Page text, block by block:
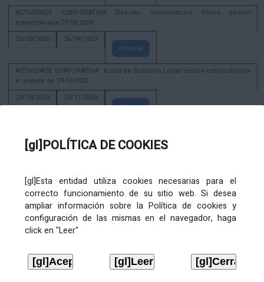
[gl]POLÍTICA DE COOKIES
[gl]Esta entidad utiliza cookies necesarias para el
correcto funcionamiento de su sitio web. Si desea
ampliar información sobre la Política de cookies y
configuración de las mismas en el navegador, haga
click en "Leer"
ACTIVIDADE CORPORATIVA Decreto convocatoria Pleno sesión
extraordinaria 27.03.2026
25/03/2026
26/04/2027
Amosar
ACTIVIDADE CORPORATIVA. Xunta de Goberno Local sesión extraordinaria
e urxente do 29-10-2025
29/10/2025
29/11/2026
Amosar
constitutiva da Xunta de Goberno Local extraordinaria e urxente 21.6.2023
Xunta de Goberno Local extraordinaria e urxente 01.08.2022
02/08/2022
Amosar
ACTIVIDADE CORPORATIVA. Xunta de Goberno Local do 30 de decembro
28/12/2020
Amosar